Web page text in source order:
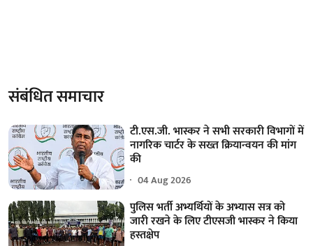
संबंधित समाचार
टी.एस.जी. भास्कर ने सभी सरकारी विभागों में
नागरिक चार्टर के सख्त क्रियान्वयन की मांग
की
04 Aug 2026
पुलिस भर्ती अभ्यर्थियों के अभ्यास सत्र को
जारी रखने के लिए टीएसजी भास्कर ने किया
हस्तक्षेप